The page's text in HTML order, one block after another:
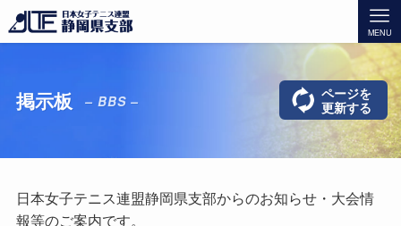
MENU
掲示板 – BBS –
ページを
更新する
日本女子テニス連盟静岡県支部からのお知らせ・大会情
報等のご案内です。